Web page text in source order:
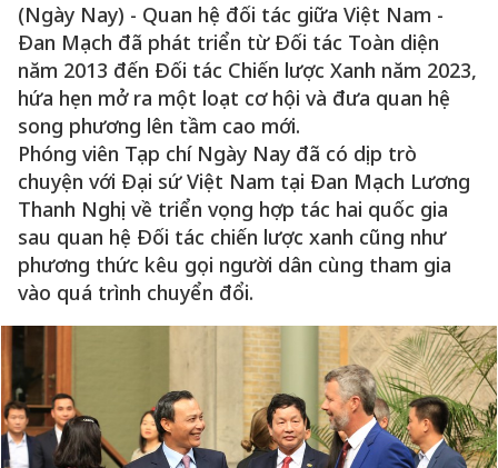
(Ngày Nay) - Quan hệ đối tác giữa Việt Nam -
Đan Mạch đã phát triển từ Đối tác Toàn diện
năm 2013 đến Đối tác Chiến lược Xanh năm 2023,
hứa hẹn mở ra một loạt cơ hội và đưa quan hệ
song phương lên tầm cao mới.
Phóng viên Tạp chí Ngày Nay đã có dịp trò
chuyện với Đại sứ Việt Nam tại Đan Mạch Lương
Thanh Nghị về triển vọng hợp tác hai quốc gia
sau quan hệ Đối tác chiến lược xanh cũng như
phương thức kêu gọi người dân cùng tham gia
vào quá trình chuyển đổi.